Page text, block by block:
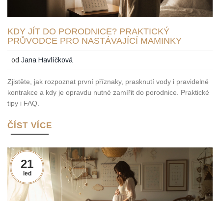
KDY JÍT DO PORODNICE? PRAKTICKÝ
PRŮVODCE PRO NASTÁVAJÍCÍ MAMINKY
odJana Havlíčková
Zjistěte, jak rozpoznat první příznaky, prasknutí vody i pravidelné
kontrakce a kdy je opravdu nutné zamířit do porodnice. Praktické
tipy i FAQ.
ČÍST VÍCE
21
led